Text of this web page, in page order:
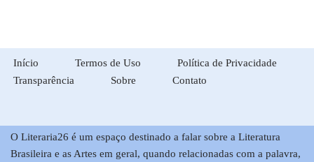
Início Termos de Uso
Política de Privacidade
Transparência
Sobre Contato
O Literaria26 é um espaço destinado a falar sobre a Literatura
Brasileira e as Artes em geral, quando relacionadas com a palavra,